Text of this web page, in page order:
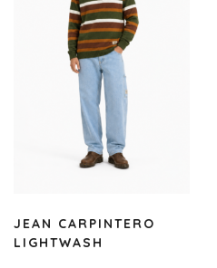
JEAN CARPINTERO
LIGHTWASH